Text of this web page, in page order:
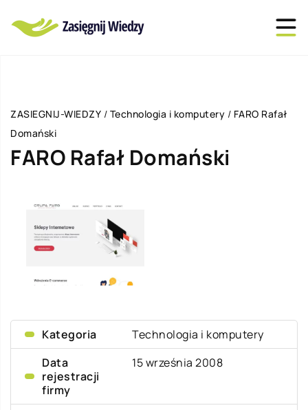
ZASIEGNIJ-WIEDZY / Technologia i komputery / FARO Rafał
Domański
FARO Rafał Domański
Kategoria
Technologia i komputery
Data
rejestracji
firmy
15 września 2008